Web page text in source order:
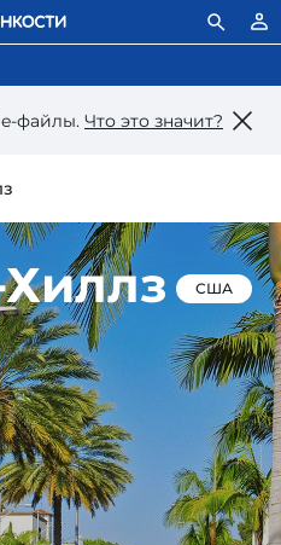
файлы. Что это значит?
США